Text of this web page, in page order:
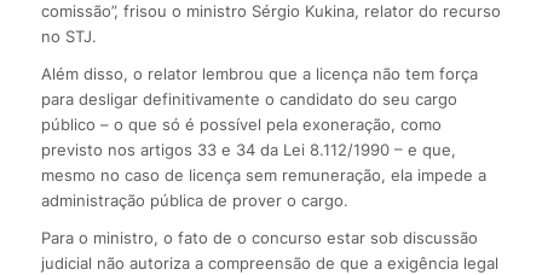
comissão”, frisou o ministro Sérgio Kukina, relator do recurso
no STJ.
Além disso, o relator lembrou que a licença não tem força
para desligar definitivamente o candidato do seu cargo
público – o que só é possível pela exoneração, como
previsto nos artigos 33 e 34 da Lei 8.112/1990 – e que,
mesmo no caso de licença sem remuneração, ela impede a
administração pública de prover o cargo.
Para o ministro, o fato de o concurso estar sob discussão
judicial não autoriza a compreensão de que a exigência legal